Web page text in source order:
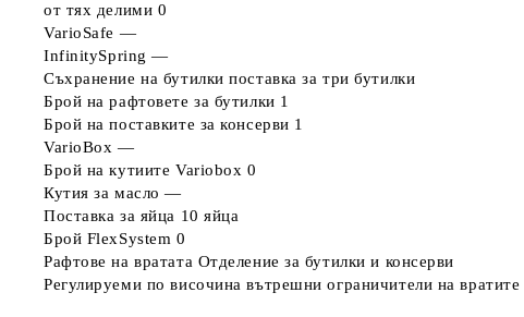
от тях делими 0
VarioSafe —
InfinitySpring —
Съхранение на бутилки поставка за три бутилки
Брой на рафтовете за бутилки 1
Брой на поставките за консерви 1
VarioBox —
Брой на кутиите Variobox 0
Кутия за масло —
Поставка за яйца 10 яйца
Брой FlexSystem 0
Рафтове на вратата Отделение за бутилки и консерви
Регулируеми по височина вътрешни ограничители на вратите